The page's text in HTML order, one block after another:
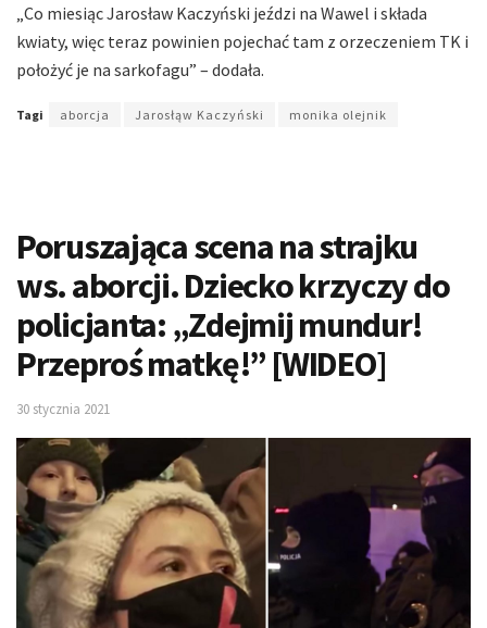
„Co miesiąc Jarosław Kaczyński jeździ na Wawel i składa
kwiaty, więc teraz powinien pojechać tam z orzeczeniem TK i
położyć je na sarkofagu” – dodała.
Tagi aborcja Jarosłąw Kaczyński monika olejnik
Poruszająca scena na strajku
ws. aborcji. Dziecko krzyczy do
policjanta: „Zdejmij mundur!
Przeproś matkę!” [WIDEO]
30 stycznia 2021